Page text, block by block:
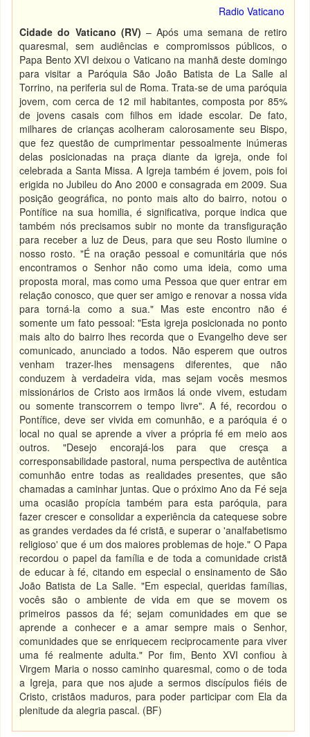
Radio Vaticano
Cidade do Vaticano (RV) – Após uma semana de retiro
quaresmal, sem audiências e compromissos públicos, o
Papa Bento XVI deixou o Vaticano na manhã deste domingo
para visitar a Paróquia São João Batista de La Salle al
Torrino, na periferia sul de Roma. Trata-se de uma paróquia
jovem, com cerca de 12 mil habitantes, composta por 85%
de jovens casais com filhos em idade escolar. De fato,
milhares de crianças acolheram calorosamente seu Bispo,
que fez questão de cumprimentar pessoalmente inúmeras
delas posicionadas na praça diante da igreja, onde foi
celebrada a Santa Missa. A Igreja também é jovem, pois foi
erigida no Jubileu do Ano 2000 e consagrada em 2009. Sua
posição geográfica, no ponto mais alto do bairro, notou o
Pontífice na sua homilia, é significativa, porque indica que
também nós precisamos subir no monte da transfiguração
para receber a luz de Deus, para que seu Rosto ilumine o
nosso rosto. "É na oração pessoal e comunitária que nós
encontramos o Senhor não como uma ideia, como uma
proposta moral, mas como uma Pessoa que quer entrar em
relação conosco, que quer ser amigo e renovar a nossa vida
para torná-la como a sua." Mas este encontro não é
somente um fato pessoal: "Esta igreja posicionada no ponto
mais alto do bairro lhes recorda que o Evangelho deve ser
comunicado, anunciado a todos. Não esperem que outros
venham trazer-lhes mensagens diferentes, que não
conduzem à verdadeira vida, mas sejam vocês mesmos
missionários de Cristo aos irmãos lá onde vivem, estudam
ou somente transcorrem o tempo livre". A fé, recordou o
Pontífice, deve ser vivida em comunhão, e a paróquia é o
local no qual se aprende a viver a própria fé em meio aos
outros. "Desejo encorajá-los para que cresça a
corresponsabilidade pastoral, numa perspectiva de autêntica
comunhão entre todas as realidades presentes, que são
chamadas a caminhar juntas. Que o próximo Ano da Fé seja
uma ocasião propícia também para esta paróquia, para
fazer crescer e consolidar a experiência da catequese sobre
as grandes verdades da fé cristã, e superar o 'analfabetismo
religioso' que é um dos maiores problemas de hoje." O Papa
recordou o papel da família e de toda a comunidade cristã
de educar à fé, citando em especial o ensinamento de São
João Batista de La Salle. "Em especial, queridas famílias,
vocês são o ambiente de vida em que se movem os
primeiros passos da fé; sejam comunidades em que se
aprende a conhecer e a amar sempre mais o Senhor,
comunidades que se enriquecem reciprocamente para viver
uma fé realmente adulta." Por fim, Bento XVI confiou à
Virgem Maria o nosso caminho quaresmal, como o de toda
a Igreja, para que nos ajude a sermos discípulos fiéis de
Cristo, cristãos maduros, para poder participar com Ela da
plenitude da alegria pascal. (BF)